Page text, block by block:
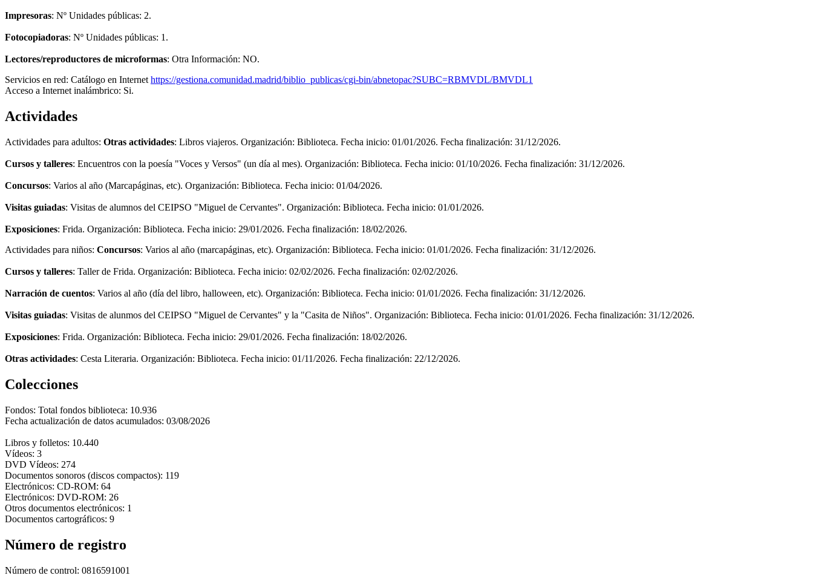
Impresoras: Nº Unidades públicas: 2.
Fotocopiadoras: Nº Unidades públicas: 1.
Lectores/reproductores de microformas: Otra Información: NO.
Servicios en red: Catálogo en Internethttps://gestiona.comunidad.madrid/biblio_publicas/cgi-bin/abnetopac?SUBC=RBMVDL/BMVDL1
Acceso a Internet inalámbrico: Si.
Actividades
Actividades para adultos: Otras actividades: Libros viajeros. Organización: Biblioteca. Fecha inicio: 01/01/2026. Fecha finalización: 31/12/2026.
Cursos y talleres: Encuentros con la poesía "Voces y Versos" (un día al mes). Organización: Biblioteca. Fecha inicio: 01/10/2026. Fecha finalización: 31/12/2026.
Concursos: Varios al año (Marcapáginas, etc). Organización: Biblioteca. Fecha inicio: 01/04/2026.
Visitas guiadas: Visitas de alumnos del CEIPSO "Miguel de Cervantes". Organización: Biblioteca. Fecha inicio: 01/01/2026.
Exposiciones: Frida. Organización: Biblioteca. Fecha inicio: 29/01/2026. Fecha finalización: 18/02/2026.
Actividades para niños: Concursos: Varios al año (marcapáginas, etc). Organización: Biblioteca. Fecha inicio: 01/01/2026. Fecha finalización: 31/12/2026.
Cursos y talleres: Taller de Frida. Organización: Biblioteca. Fecha inicio: 02/02/2026. Fecha finalización: 02/02/2026.
Narración de cuentos: Varios al año (día del libro, halloween, etc). Organización: Biblioteca. Fecha inicio: 01/01/2026. Fecha finalización: 31/12/2026.
Visitas guiadas: Visitas de alunmos del CEIPSO "Miguel de Cervantes" y la "Casita de Niños". Organización: Biblioteca. Fecha inicio: 01/01/2026. Fecha finalización: 31/12/2026.
Exposiciones: Frida. Organización: Biblioteca. Fecha inicio: 29/01/2026. Fecha finalización: 18/02/2026.
Otras actividades: Cesta Literaria. Organización: Biblioteca. Fecha inicio: 01/11/2026. Fecha finalización: 22/12/2026.
Colecciones
Fondos: Total fondos biblioteca: 10.936
Fecha actualización de datos acumulados: 03/08/2026
Libros y folletos: 10.440
Vídeos: 3
DVD Vídeos: 274
Documentos sonoros (discos compactos): 119
Electrónicos: CD-ROM: 64
Electrónicos: DVD-ROM: 26
Otros documentos electrónicos: 1
Documentos cartográficos: 9
Número de registro
Número de control: 0816591001